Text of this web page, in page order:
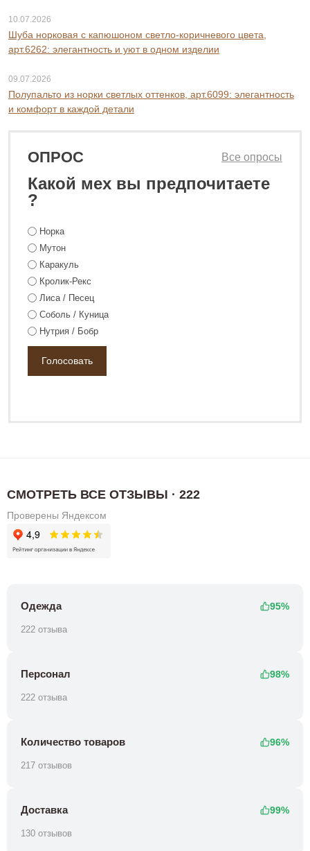
136 800 ₽
10.07.2026
Шуба норковая с капюшоном светло-коричневого цвета,
арт.6262: элегантность и уют в одном изделии
09.07.2026
Полупальто из норки светлых оттенков, арт.6099: элегантность
и комфорт в каждой детали
ОПРОС
Какой мех вы предпочитаете
?
Все опросы
Норка
Мутон
Каракуль
Кролик-Рекс
Лиса / Песец
Соболь / Куница
Нутрия / Бобр
СМОТРЕТЬ ВСЕ ОТЗЫВЫ · 222
Проверены Яндексом
Одежда 95%
222 отзыва
Персонал 98%
222 отзыва
Количество товаров 96%
217 отзывов
Доставка 99%
130 отзывов